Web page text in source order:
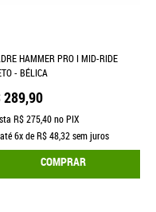
HAMMER PRO I MID-RIDE
- BÉLICA
289,90
R$ 275,40no PIX
6xdeR$ 48,32sem juros
COMPRAR